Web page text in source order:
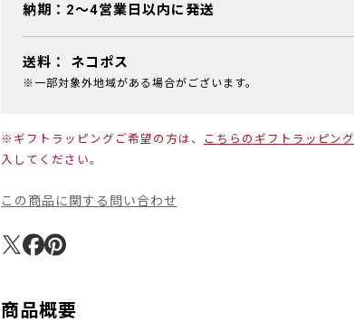
納期：2～4営業日以内に発送
送料： ネコポス
※一部対象外地域がある場合がございます。
※ギフトラッピングご希望の方は、 こちらのギフトラッピング
入してください。
この商品に関する問い合わせ
商品概要